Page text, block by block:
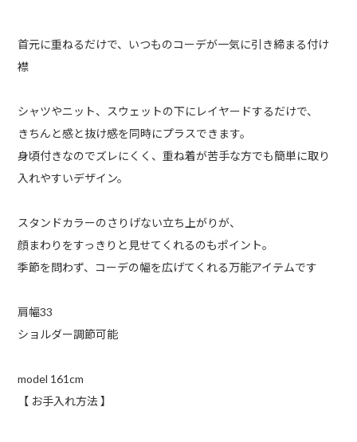
首元に重ねるだけで、いつものコーデが一気に引き締まる付け
襟
シャツやニット、スウェットの下にレイヤードするだけで、
きちんと感と抜け感を同時にプラスできます。
身頃付きなのでズレにくく、重ね着が苦手な方でも簡単に取り
入れやすいデザイン。
スタンドカラーのさりげない立ち上がりが、
顔まわりをすっきりと見せてくれるのもポイント。
季節を問わず、コーデの幅を広げてくれる万能アイテムです
肩幅33
ショルダー調節可能
model 161cm
【 お手入れ方法 】